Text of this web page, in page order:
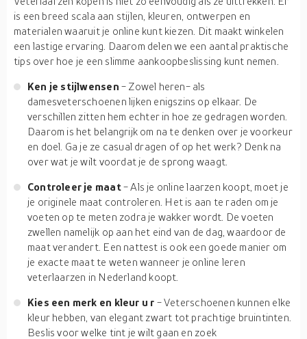
is een breed scala aan stijlen, kleuren, ontwerpen en
materialen waaruit je online kunt kiezen. Dit maakt winkelen
een lastige ervaring. Daarom delen we een aantal praktische
tips over hoe je een slimme aankoopbeslissing kunt nemen.
Ken je stijlwensen - Zowel heren- als
damesveterschoenen lijken enigszins op elkaar. De
verschillen zitten hem echter in hoe ze gedragen worden.
Daarom is het belangrijk om na te denken over je voorkeur
en doel. Ga je ze casual dragen of op het werk? Denk na
over wat je wilt voordat je de sprong waagt.
Controleer je maat- Als je online laarzen koopt, moet je
je originele maat controleren. Het is aan te raden om je
voeten op te meten zodra je wakker wordt. De voeten
zwellen namelijk op aan het eind van de dag, waardoor de
maat verandert. Een nattest is ook een goede manier om
je exacte maat te weten wanneer je online leren
veterlaarzen in Nederland koopt.
Kies een merk en kleur u r - Veterschoenen kunnen elke
kleur hebben, van elegant zwart tot prachtige bruintinten.
Beslis voor welke tint je wilt gaan en zoek